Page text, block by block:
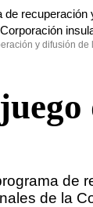
y difusión
de
de la